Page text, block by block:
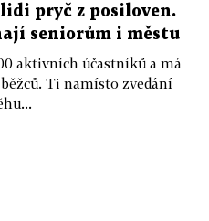
pryč z posiloven.
seniorům i městu
aktivních účastníků a má
Ti namísto zvedání